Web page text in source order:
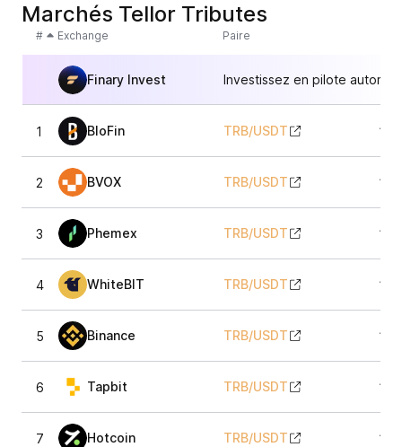
Marchés Tellor Tributes
# Exchange Paire
Finary Invest Investissez en pilote
1 BloFin TRB/USDT
2 BVOX TRB/USDT
3 Phemex TRB/USDT
4 WhiteBIT TRB/USDT
5 Binance TRB/USDT
6 Tapbit TRB/USDT
7 Hotcoin TRB/USDT